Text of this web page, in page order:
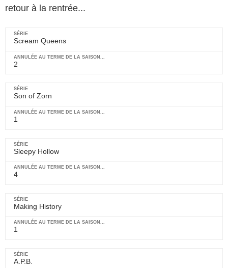
retour à la rentrée...
Scream Queens
2
Son of Zorn
1
Sleepy Hollow
4
Making History
1
A.P.B.